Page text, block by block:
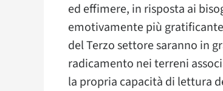
ed effimere, in risposta ai
emotivamente più
del Terzo settore saranno in
radicamento nei terreni
la propria capacità di lettura